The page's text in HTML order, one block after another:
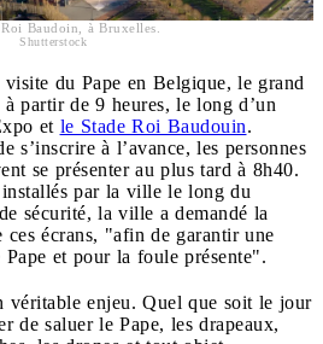
Baudoin, à Bruxelles.
Shutterstock
du Pape en Belgique, le grand
partir de 9 heures, le long d’un
et le Stade Roi Baudouin.
s’inscrire à l’avance, les personnes
se présenter au plus tard à 8h40.
installés par la ville le long du
sécurité, la ville a demandé la
écrans, "afin de garantir une
et pour la foule présente".
véritable enjeu. Quel que soit le jour
de saluer le Pape, les drapeaux,